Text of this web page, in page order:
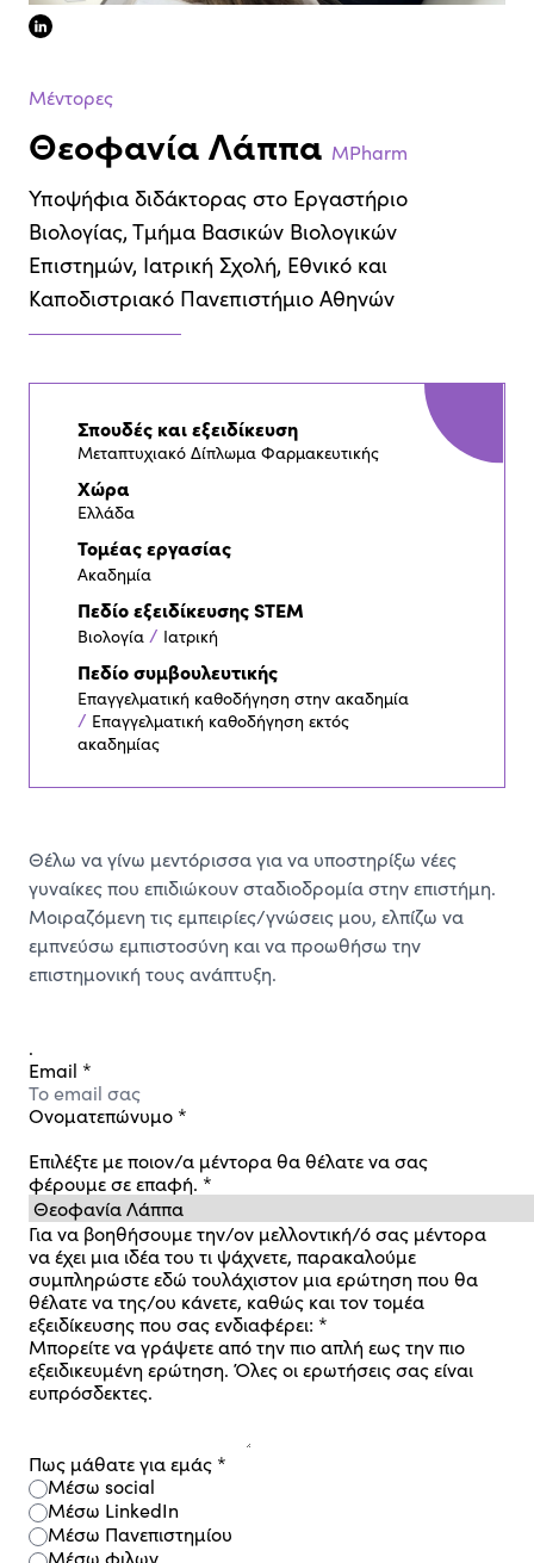
linkedin
Μέντορες
Θεοφανία Λάππα MPharm
Υποψήφια διδάκτορας στο Εργαστήριο
Βιολογίας, Τμήμα Βασικών Βιολογικών
Επιστημών, Ιατρική Σχολή, Εθνικό και
Καποδιστριακό Πανεπιστήμιο Αθηνών
Σπουδές και εξειδίκευση
Μεταπτυχιακό Δίπλωμα Φαρμακευτικής
Χώρα
Ελλάδα
Τομέας εργασίας
Ακαδημία
Πεδίο εξειδίκευσης STEM
Βιολογία / Ιατρική
Πεδίο συμβουλευτικής
Επαγγελματική καθοδήγηση στην ακαδημία
/ Επαγγελματική καθοδήγηση εκτός
ακαδημίας
Θέλω να γίνω μεντόρισσα για να υποστηρίξω νέες
γυναίκες που επιδιώκουν σταδιοδρομία στην επιστήμη.
Μοιραζόμενη τις εμπειρίες/γνώσεις μου, ελπίζω να
εμπνεύσω εμπιστοσύνη και να προωθήσω την
επιστημονική τους ανάπτυξη.
.
Email *
Ονοματεπώνυμο *
Επιλέξτε με ποιον/α μέντορα θα θέλατε να σας
φέρουμε σε επαφή. *
Για να βοηθήσουμε την/ον μελλοντική/ό σας μέντορα
να έχει μια ιδέα του τι ψάχνετε, παρακαλούμε
συμπληρώστε εδώ τουλάχιστον μια ερώτηση που θα
θέλατε να της/ου κάνετε, καθώς και τον τομέα
εξειδίκευσης που σας ενδιαφέρει: *
Μπορείτε να γράψετε από την πιο απλή εως την πιο
εξειδικευμένη ερώτηση. Όλες οι ερωτήσεις σας είναι
ευπρόσδεκτες.
Πως μάθατε για εμάς *
Μέσω social
Μέσω LinkedIn
Μέσω Πανεπιστημίου